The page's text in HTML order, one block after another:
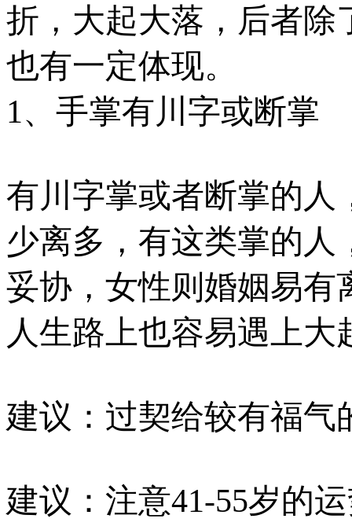
折，大起大落，后者除
也有一定体现。
1、手掌有川字或断掌
有川字掌或者断掌的人
少离多，有这类掌的人
妥协，女性则婚姻易有
人生路上也容易遇上大
建议：过契给较有福
建议：注意41-55岁的